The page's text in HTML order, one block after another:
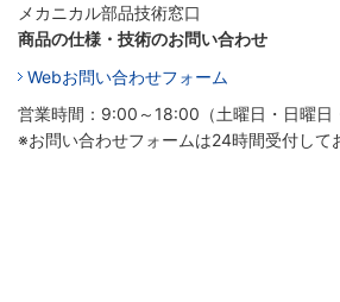
メカニカル部品技術窓口
商品の仕様・技術のお問い合わせ
Webお問い合わせフォーム
営業時間：9:00～18:00（土曜日・日曜日
※お問い合わせフォームは24時間受付して